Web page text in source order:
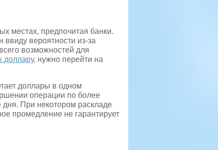
местах, предпочитая банки.
вероятности из-за
возможностей для
доллару, нужно перейти на
доллары в одном
операции по более
дня. При некотором раскладе
промедление не гарантирует